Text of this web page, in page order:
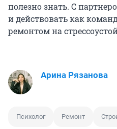
полезно знать. С
и действовать как
ремонтом на
Арина Рязанова
Психолог Ремонт